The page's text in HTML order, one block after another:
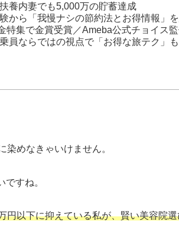
養内妻でも5,000万の貯蓄達成
から「我慢ナシの節約法とお得情報」
集で金賞受賞／Ameba公式チョイス
員ならではの視点で「お得な旅テク」
めなきゃいけません。
すね。
円以下に抑えている私が、賢い美容院